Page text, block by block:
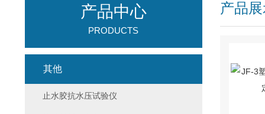
产品
产品中心
PRODUCTS
其他
止水胶抗水压试验仪